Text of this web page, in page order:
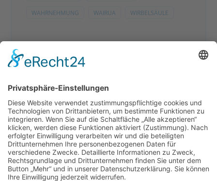
WAHRNEHMUNG WAIRUA WIRBELSÄULE
KATEGORIEN
Aktuelles
Allgemein
Bewusst bewegen
Fitness
Gehen und Laufen
Mindset